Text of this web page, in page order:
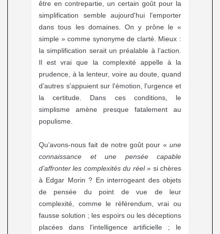
être en contrepartie, un certain goût pour la
simplification semble aujourd'hui l'emporter
dans tous les domaines. On y prône le «
simple » comme synonyme de clarté. Mieux :
la simplification serait un préalable à l’action.
Il est vrai que la complexité appelle à la
prudence, à la lenteur, voire au doute, quand
d’autres s'appuient sur l'émotion, l'urgence et
la certitude. Dans ces conditions, le
simplisme amène presque fatalement au
populisme.
Qu’avons-nous fait de notre goût pour « une
connaissance et une pensée capable
d’affronter les complexités du réel» si chères
à Edgar Morin ? En interrogeant des objets
de pensée du point de vue de leur
complexité, comme le référendum, vrai ou
fausse solution ; les espoirs ou les déceptions
placées dans l'intelligence artificielle ; le